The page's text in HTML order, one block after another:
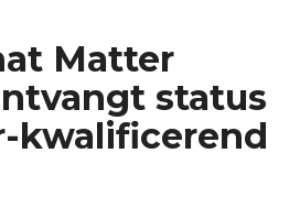
Matter
status
kwalificerend